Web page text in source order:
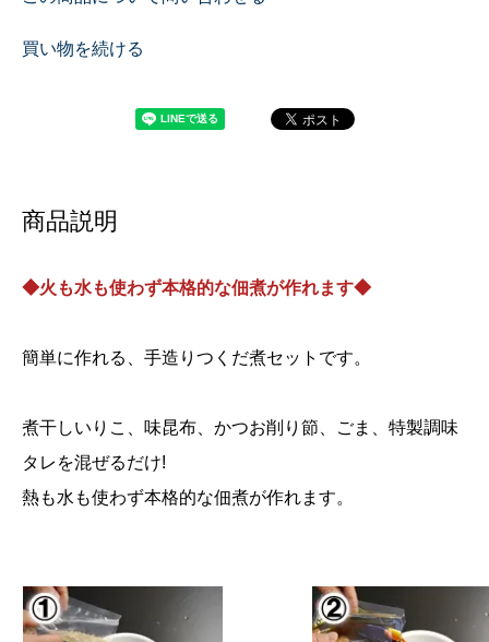
買い物を続ける
商品説明
◆火も水も使わず本格的な佃煮が作れます◆
簡単に作れる、手造りつくだ煮セットです。
煮干しいりこ、味昆布、かつお削り節、ごま、特製調味
タレを混ぜるだけ!
熱も水も使わず本格的な佃煮が作れます。